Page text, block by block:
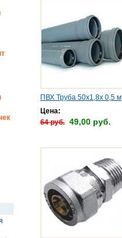
ПВХ Труба 50х1,8х 0,5 м
Цена:
64 руб. 49,00 руб.